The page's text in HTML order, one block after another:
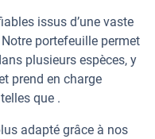
issus d’une vaste
portefeuille permet
plusieurs espèces, y
prend en charge
que .
adapté grâce à nos